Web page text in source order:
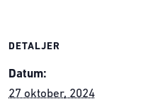
DETALJER
Datum:
27 oktober, 2024